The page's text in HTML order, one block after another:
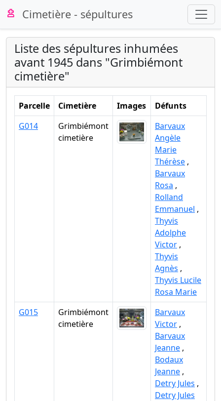
Cimetière - sépultures
Liste des sépultures inhumées
avant 1945 dans "Grimbiémont
cimetière"
Parcelle Cimetière Images
Défunts
G014
Grimbiémont
cimetière
Barvaux
Angèle
Marie
Thérèse ,
Barvaux
Rosa ,
Rolland
Emmanuel ,
Thyvis
Adolphe
Victor ,
Thyvis
Agnès ,
Thyvis Lucile
Rosa Marie
G015
Grimbiémont
cimetière
Barvaux
Victor ,
Barvaux
Jeanne ,
Bodaux
Jeanne ,
Detry Jules ,
Detry Jules